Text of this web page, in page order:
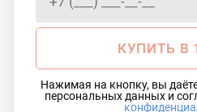
КУПИТЬ В
Нажимая на кнопку, вы
персональных данных и